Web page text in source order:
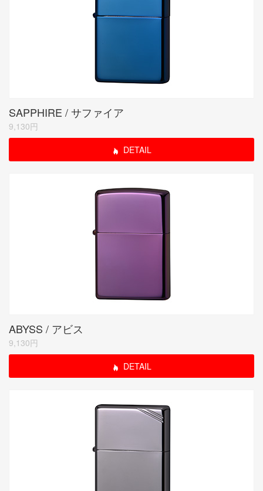
SAPPHIRE / サファイア
9,130円
DETAIL
ABYSS / アビス
9,130円
DETAIL